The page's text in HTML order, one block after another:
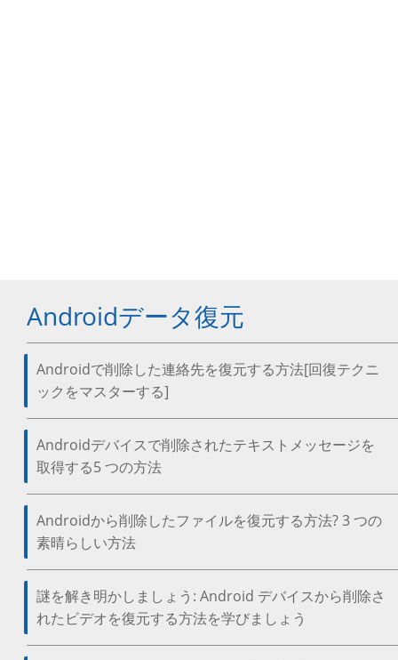
Androidデータ復元
Androidで削除した連絡先を復元する方法[回復テクニ
ックをマスターする]
Androidデバイスで削除されたテキストメッセージを
取得する5 つの方法
Androidから削除したファイルを復元する方法? 3 つの
素晴らしい方法
謎を解き明かしましょう: Android デバイスから削除さ
れたビデオを復元する方法を学びましょう